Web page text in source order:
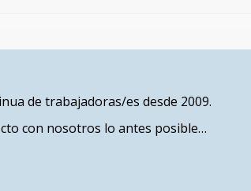
de trabajadoras/es desde 2009.
con nosotros lo antes posible…